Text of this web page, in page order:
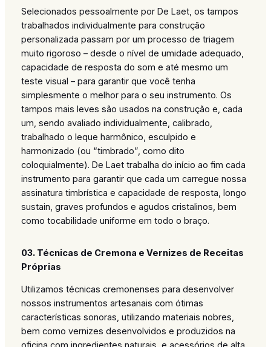
Selecionados pessoalmente por De Laet, os tampos
trabalhados individualmente para construção
personalizada passam por um processo de triagem
muito rigoroso – desde o nível de umidade adequado,
capacidade de resposta do som e até mesmo um
teste visual – para garantir que você tenha
simplesmente o melhor para o seu instrumento. Os
tampos mais leves são usados na construção e, cada
um, sendo avaliado individualmente, calibrado,
trabalhado o leque harmônico, esculpido e
harmonizado (ou “timbrado”, como dito
coloquialmente). De Laet trabalha do início ao fim cada
instrumento para garantir que cada um carregue nossa
assinatura timbrística e capacidade de resposta, longo
sustain, graves profundos e agudos cristalinos, bem
como tocabilidade uniforme em todo o braço.
03. Técnicas de Cremona e Vernizes de Receitas
Próprias
Utilizamos técnicas cremonenses para desenvolver
nossos instrumentos artesanais com ótimas
características sonoras, utilizando materiais nobres,
bem como vernizes desenvolvidos e produzidos na